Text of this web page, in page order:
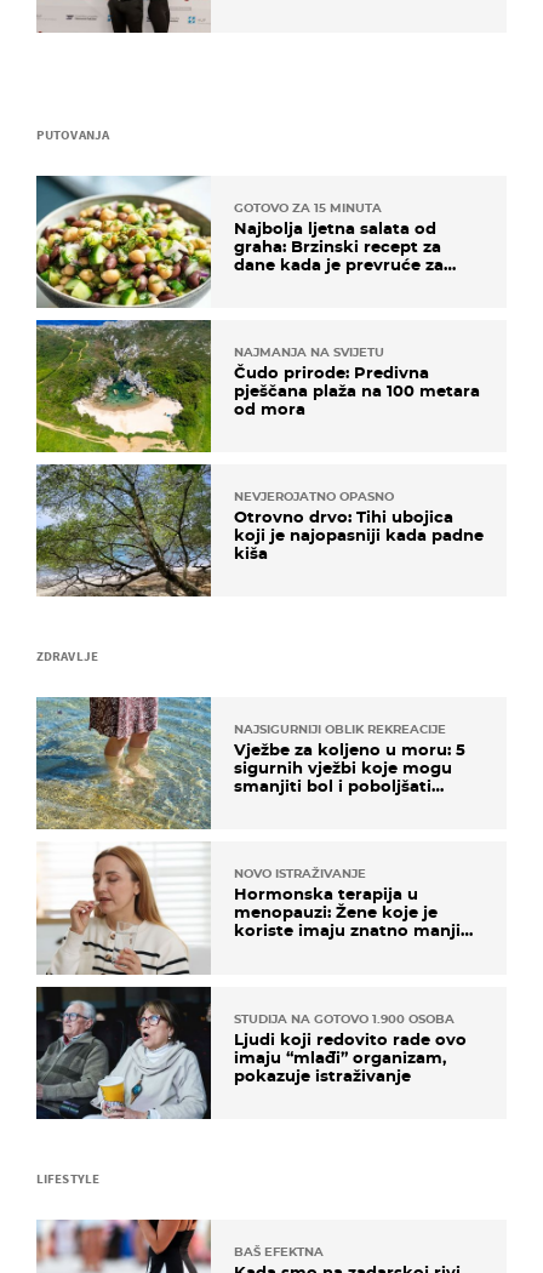
ZDRAVLJE
NAJSIGURNIJI OBLIK REKREACIJE
Vježbe za koljeno u moru: 5
sigurnih vježbi koje mogu
smanjiti bol i poboljšati
NOVO ISTRAŽIVANJE
Hormonska terapija u
menopauzi: Žene koje je
koriste imaju znatno manji
STUDIJA NA GOTOVO 1.900 OSOBA
Ljudi koji redovito rade ovo
imaju “mlađi” organizam,
pokazuje istraživanje
PUTOVANJA
GOTOVO ZA 15 MINUTA
Najbolja ljetna salata od
graha: Brzinski recept za
dane kada je prevruće za
NAJMANJA NA SVIJETU
Čudo prirode: Predivna
pješčana plaža na 100 metara
od mora
NEVJEROJATNO OPASNO
Otrovno drvo: Tihi ubojica
koji je najopasniji kada padne
kiša
LIFESTYLE
BAŠ EFEKTNA